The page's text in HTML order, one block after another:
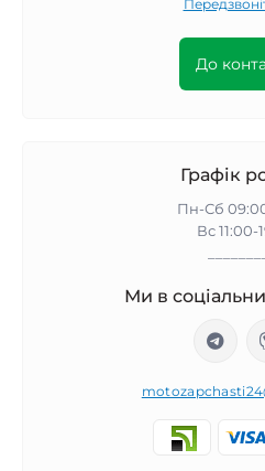
До
Графік
Пн-Сб
Вс 11:00-
Ми в